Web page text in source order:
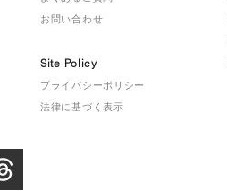
お問い合わせ
Site Policy
プライバシーポリシー
法律に基づく表示